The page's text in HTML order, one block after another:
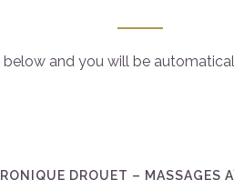
below and you will be
DROUET – MASSAGES